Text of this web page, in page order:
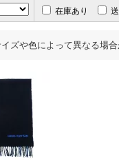
在庫あり
ズや色によって異なる場合